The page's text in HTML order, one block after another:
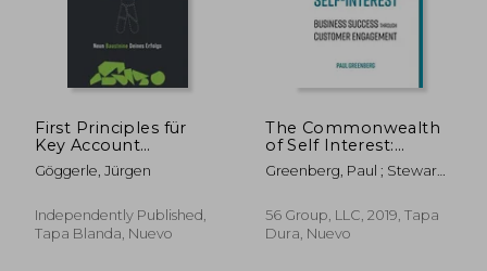
First Principles für
Key Account
Manager: Neun
Bausteine deines
Göggerle, Jürgen
Independently Published,
Tapa Blanda, Nuevo
The Commonwealth
of Self Interest:
Business Success
Through Customer
Inglés)
Greenberg, Paul ; Stewart,
56 Group, LLC, 2019, Tapa
Dura, Nuevo